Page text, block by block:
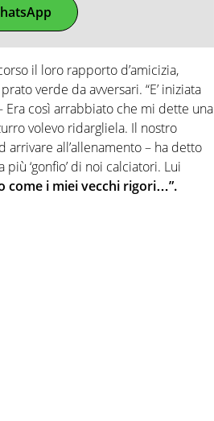
il loro rapporto d’amicizia,
verde da avversari. “E’ iniziata
Era così arrabbiato che mi dette una
volevo ridargliela. Il nostro
all’allenamento – ha detto
‘gonfio’ di noi calciatori. Lui
come i miei vecchi rigori…”.